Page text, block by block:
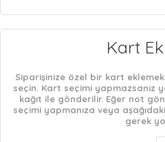
Kart
Siparişinize özel bir kart
seçin. Kart seçimi yapmazsanız
kağıt ile gönderilir. Eğer not
seçimi yapmanıza veya
gerek